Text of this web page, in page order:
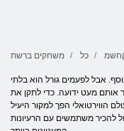
משחקים ברשת כל
אבל לפעמים גורל הוא בלתי
אותם מעט ידועה. כדי לתקן את
הווירטואלי הפך למקור היעיל
להכיר משתמשים עם הרעיונות